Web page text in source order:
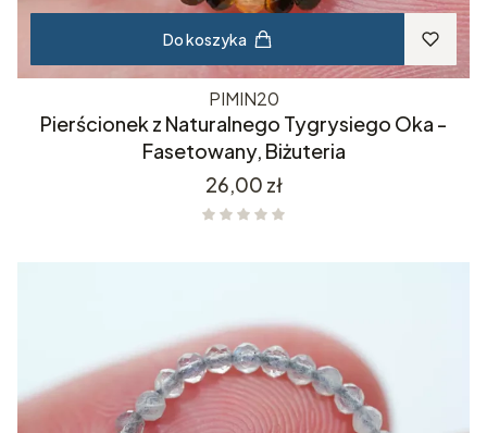
Do koszyka
PIMIN20
Pierścionek z Naturalnego Tygrysiego Oka -
Fasetowany, Biżuteria
Cena
26,00 zł